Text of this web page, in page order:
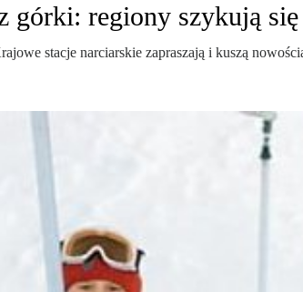
górki: regiony szykują
stacje narciarskie zapraszają i kuszą